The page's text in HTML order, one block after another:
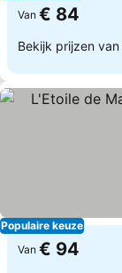
Van € 84
Bekijk prijzen van
Populaire keuze
Van € 94